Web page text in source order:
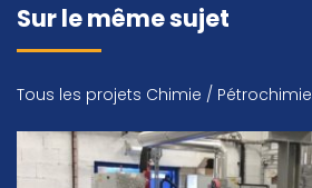
Sur le même sujet
Tous les projets Chimie / Pétrochimie